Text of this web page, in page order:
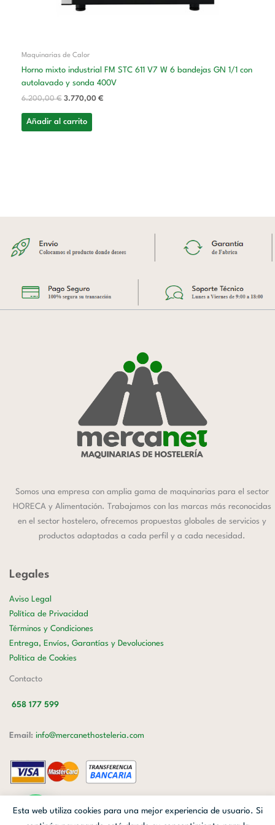
Maquinarias de Calor
Horno mixto industrial FM STC 611 V7 W 6 bandejas GN 1/1 con
autolavado y sonda 400V
6.200,00€ 3.770,00 €
Añadir al carrito
Somos una empresa con amplia gama de maquinarias para el sector
HORECA y Alimentación. Trabajamos con las marcas más reconocidas
en el sector hostelero, ofrecemos propuestas globales de servicios y
productos adaptadas a cada perfil y a cada necesidad.
Legales
Aviso Legal
Política de Privacidad
Términos y Condiciones
Entrega, Envíos, Garantías y Devoluciones
Política de Cookies
Contacto
658 177 599
Email: info@mercanethosteleria.com
Esta web utiliza cookies para una mejor experiencia de usuario. Si